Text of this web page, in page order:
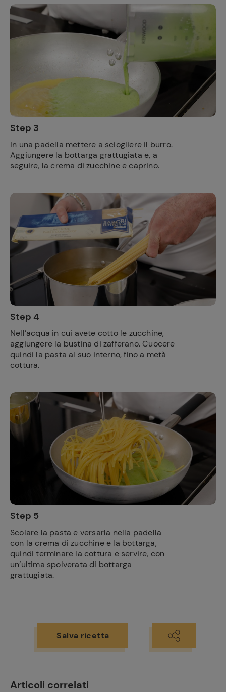
Step 3
In una padella mettere a sciogliere il burro.
Aggiungere la bottarga grattugiata e, a
seguire, la crema di zucchine e caprino.
Step 4
Nell’acqua in cui avete cotto le zucchine,
aggiungere la bustina di zafferano. Cuocere
quindi la pasta al suo interno, fino a metà
cottura.
Step 5
Scolare la pasta e versarla nella padella
con la crema di zucchine e la bottarga,
quindi terminare la cottura e servire, con
un’ultima spolverata di bottarga
grattugiata.
Salva ricetta
Articoli correlati